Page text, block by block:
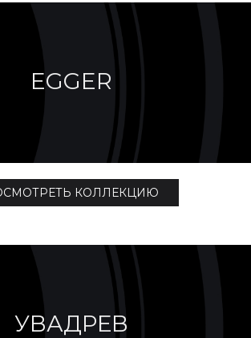
EGGER
КОЛЛЕКЦИЮ
УВАДРЕВ